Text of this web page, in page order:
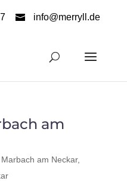
info@merryll.de
am
Marbach am Neckar,